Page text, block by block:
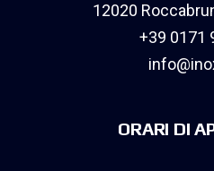
12020
+39 0171
ORARI DI